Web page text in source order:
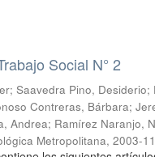
Social N° 2
;Saavedra Pino, Desiderio;
Contreras, Bárbara;
Andrea; Ramírez Naranjo,
Metropolitana,2003-